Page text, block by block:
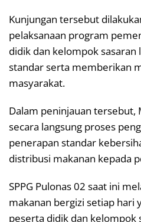
Kunjungan tersebut
pelaksanaan program
didik dan kelompok sasaran
standar serta memberikan
masyarakat.
Dalam peninjauan
secara langsung proses
penerapan standar
distribusi makanan kepada
SPPG Pulonas 02 saat ini
makanan bergizi setiap hari
peserta didik dan kelompok